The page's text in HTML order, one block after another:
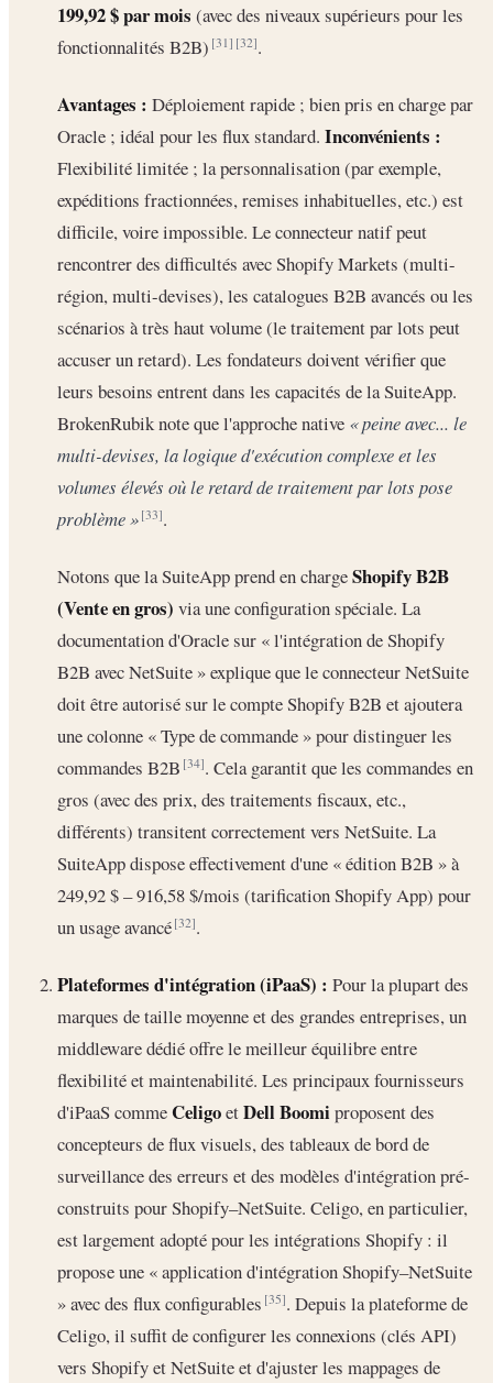
199,92 $ par mois (avec des niveaux supérieurs pour les
fonctionnalités B2B)[31] [32].
Avantages : Déploiement rapide ; bien pris en charge par
Oracle ; idéal pour les flux standard. Inconvénients :
Flexibilité limitée ; la personnalisation (par exemple,
expéditions fractionnées, remises inhabituelles, etc.) est
difficile, voire impossible. Le connecteur natif peut
rencontrer des difficultés avec Shopify Markets (multi-
région, multi-devises), les catalogues B2B avancés ou les
scénarios à très haut volume (le traitement par lots peut
accuser un retard). Les fondateurs doivent vérifier que
leurs besoins entrent dans les capacités de la SuiteApp.
BrokenRubik note que l'approche native « peine avec... le
multi-devises, la logique d'exécution complexe et les
volumes élevés où le retard de traitement par lots pose
problème » [33].
Notons que la SuiteApp prend en chargeShopify B2B
(Vente en gros) via une configuration spéciale. La
documentation d'Oracle sur « l'intégration de Shopify
B2B avec NetSuite » explique que le connecteur NetSuite
doit être autorisé sur le compte Shopify B2B et ajoutera
une colonne « Type de commande » pour distinguer les
commandes B2B[34]. Cela garantit que les commandes en
gros (avec des prix, des traitements fiscaux, etc.,
différents) transitent correctement vers NetSuite. La
SuiteApp dispose effectivement d'une « édition B2B » à
249,92 $ – 916,58 $/mois (tarification Shopify App) pour
un usage avancé[32].
Plateformes d'intégration (iPaaS) : Pour la plupart des
marques de taille moyenne et des grandes entreprises, un
middleware dédié offre le meilleur équilibre entre
flexibilité et maintenabilité. Les principaux fournisseurs
d'iPaaS commeCeligoetDell Boomiproposent des
concepteurs de flux visuels, des tableaux de bord de
surveillance des erreurs et des modèles d'intégration pré-
construits pour Shopify–NetSuite. Celigo, en particulier,
est largement adopté pour les intégrations Shopify : il
propose une « application d'intégration Shopify–NetSuite
» avec des flux configurables[35]. Depuis la plateforme de
Celigo, il suffit de configurer les connexions (clés API)
vers Shopify et NetSuite et d'ajuster les mappages de